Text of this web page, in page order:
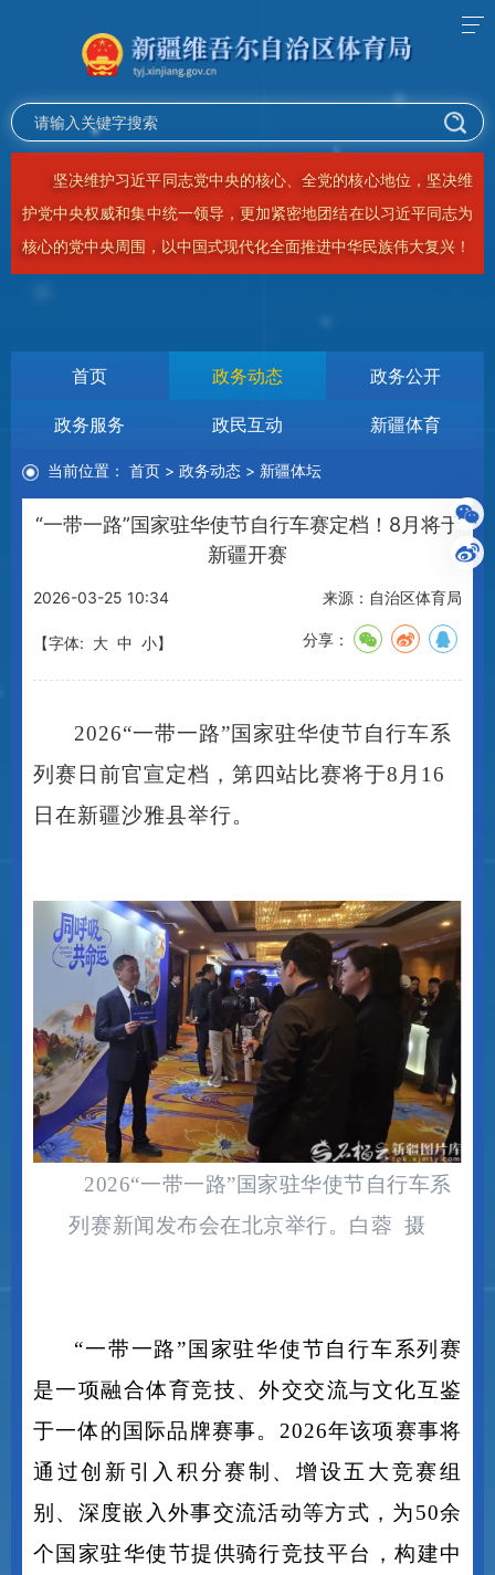
高举中国特色社会主义伟大旗帜，全面贯彻习近平新时代中国
特色社会主义思想，弘扬伟大建党精神，自信自强、守正创新，踔
厉奋发、勇毅前行，为全面建设社会主义现代化国家、全面推进中
华民族伟大复兴而团结奋斗！
政务服务 政民互动
当前位置：首页>政务动态>新疆体坛
“一带一路”国家驻华使节自行车赛定档！8月将于
来源：自治区体育局
【字体:大 中 小】
2026“一带一路”国家驻华使节自行车系
列赛日前官宣定档，第四站比赛将于8月16
2026“一带一路”国家驻华使节自行车系
“一带一路”国家驻华使节自行车系列赛
是一项融合体育竞技、外交交流与文化互鉴
于一体的国际品牌赛事。2026年该项赛事将
通过创新引入积分赛制、增设五大竞赛组
别、深度嵌入外事交流活动等方式，为50余